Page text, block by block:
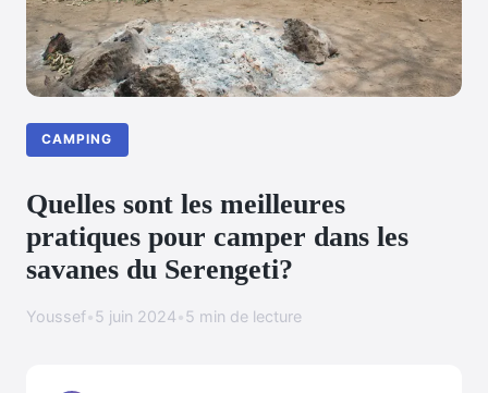
CAMPING
Quelles sont les meilleures
pratiques pour camper dans les
savanes du Serengeti?
Youssef•5 juin 2024•5 min de lecture